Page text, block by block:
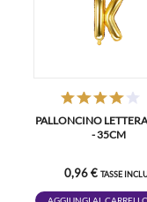
PALLONCINO
- 35CM
0,96 € TASSE